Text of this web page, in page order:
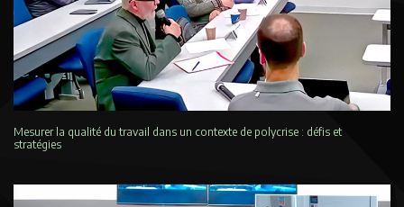
Mesurer la qualité du travail dans un contexte de polycrise : défis et
stratégies